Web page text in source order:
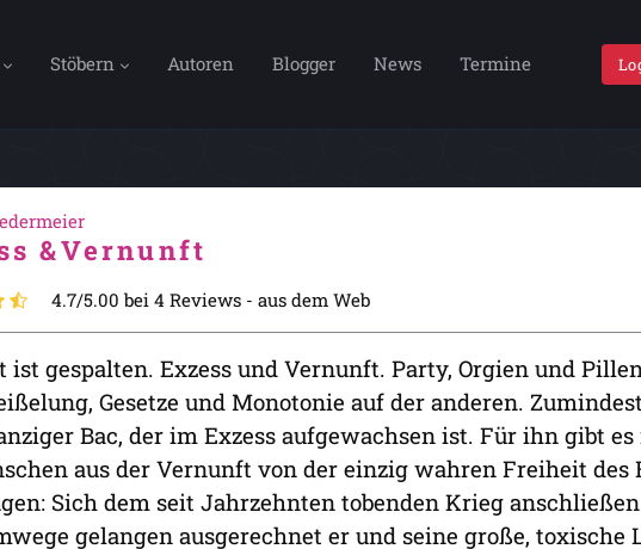
Stöbern Autoren Blogger News Termine
&Vernunft
4.7/5.00 bei 4 Reviews - aus dem Web
ist gespalten. Exzess und Vernunft. Party, Orgien und
Gesetze und Monotonie auf der anderen.
Bac, der im Exzess aufgewachsen ist. Für ihn gibt es
aus der Vernunft von der einzig wahren Freiheit des
Sich dem seit Jahrzehnten tobenden Krieg
gelangen ausgerechnet er und seine große, toxische